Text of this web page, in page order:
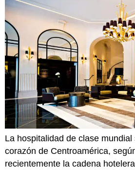
La hospitalidad de clase mundial
corazón de Centroamérica,
recientemente la cadena